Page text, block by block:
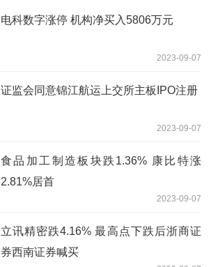
电科数字涨停 机构净买入5806万元
2023-09-07
证监会同意锦江航运上交所主板IPO注册
2023-09-07
食品加工制造板块跌1.36% 康比特涨
2.81%居首
2023-09-07
立讯精密跌4.16% 最高点下跌后浙商证
券西南证券喊买